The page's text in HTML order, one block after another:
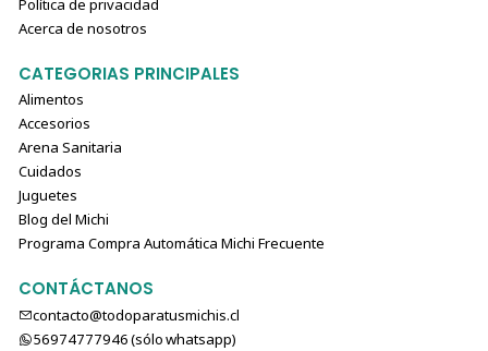
lactantes. Usa Hill’s Science Diet Kitten en esos casos.
Con cada compra ayudas a alimentar más de
100.000 mascotas sin hogar
🦃 Hill’s Science Diet Pavo Paté 156 g
con nutrición precisa para una vida sana y feliz.
Ideal para gatos indoor o exigentes que aman lo mejor en
su plato.
Política de privacidad
Acerca de nosotros
CATEGORIAS PRINCIPALES
Alimentos
Accesorios
Arena Sanitaria
Cuidados
Juguetes
Blog del Michi
Programa Compra Automática Michi Frecuente
CONTÁCTANOS
contacto@todoparatusmichis.cl
56974777946 (sólo⁣⁣⁣⁣⁣​​​​​​​​​​​​​​​ whatsapp)